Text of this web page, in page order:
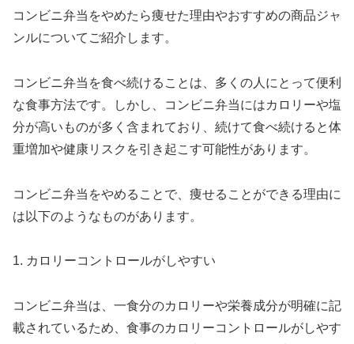
コンビニ弁当をやめたら痩せた理由やおすすめの商品ジャ
ンルについてご紹介します。
コンビニ弁当を食べ続けることは、多くの人にとって便利
な食事方法です。しかし、コンビニ弁当にはカロリーや塩
分が高いものが多く含まれており、続けて食べ続けると体
重増加や健康リスクを引き起こす可能性があります。
コンビニ弁当をやめることで、痩せることができる理由に
は以下のようなものがあります。
1. カロリーコントロールがしやすい
コンビニ弁当は、一食分のカロリーや栄養成分が明確に記
載されているため、食事のカロリーコントロールがしやす